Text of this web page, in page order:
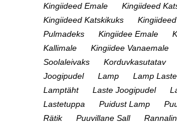
Kingiideed Emale
Kingiideed
Kingiideed Katskikuks
Kingiideed
Pulmadeks
Kingiidee Emale
Kallimale
Kingiidee Vanaemale
Soolaleivaks
Korduvkasutatav
Joogipudel
Lamp
Lamp
Lamptäht
Laste Joogipudel
Lastetuppa
Puidust Lamp
Rätik
Puuvillane Sall